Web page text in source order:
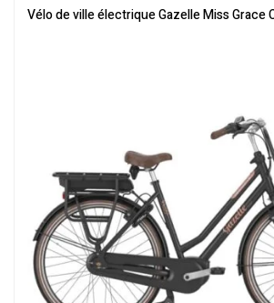
électrique,Vélo électrique ville,Velos
Vélo de ville électrique Gazelle Miss Grace